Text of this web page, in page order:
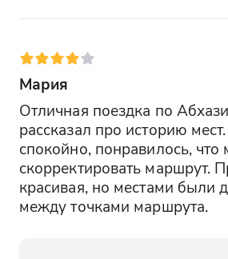
Мария
Отличная поездка по
рассказал про историю
спокойно, понравилось,
скорректировать маршрут.
красивая, но местами были
между точками маршрута.